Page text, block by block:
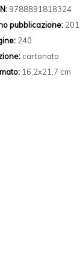
9788891818324
pubblicazione:
240
cartonato
16,2x21,7 cm